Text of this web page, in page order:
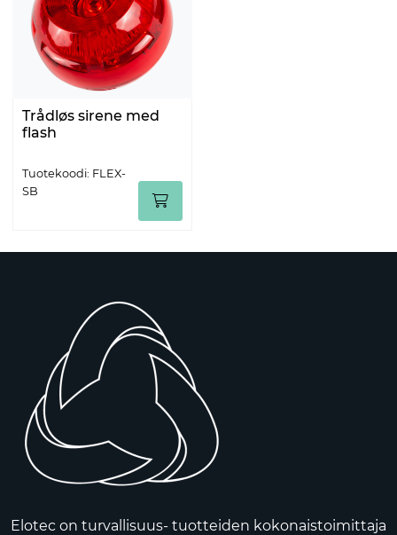
Trådløs sirene med
flash
Tuotekoodi: FLEX-
SB
Elotec on turvallisuus- tuotteiden kokonaistoimittaja